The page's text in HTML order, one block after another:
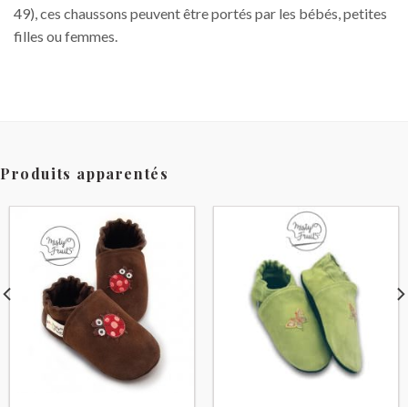
49), ces chaussons peuvent être portés par les bébés, petites
filles ou femmes.
Produits apparentés